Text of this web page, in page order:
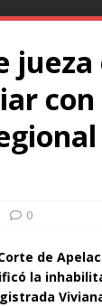
con
0
de
la